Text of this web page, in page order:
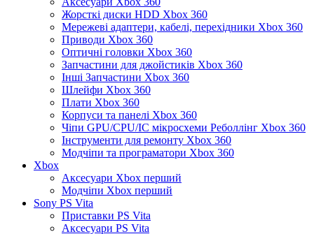
Жорсткі диски HDD Xbox 360
Мережеві адаптери, кабелі, перехідники Xbox 360
Приводи Xbox 360
Оптичні головки Xbox 360
Запчастини для джойстиків Xbox 360
Інші Запчастини Xbox 360
Шлейфи Xbox 360
Плати Xbox 360
Корпуси та панелі Xbox 360
Чіпи GPU/CPU/IC мікросхеми Реболлінг Xbox 360
Інструменти для ремонту Xbox 360
Модчіпи та програматори Xbox 360
Xbox
Аксесуари Xbox перший
Модчіпи Xbox перший
Sony PS Vita
Приставки PS Vita
Аксесуари PS Vita